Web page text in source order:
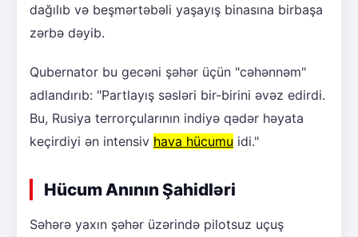
dağılıb və beşmərtəbəli yaşayış binasına birbaşa
zərbə dəyib.
Qubernator bu gecəni şəhər üçün "cəhənnəm"
adlandırıb: "Partlayış səsləri bir-birini əvəz edirdi.
Bu, Rusiya terrorçularının indiyə qədər həyata
keçirdiyi ən intensiv hava hücumu idi."
Hücum Anının Şahidləri
Səhərə yaxın şəhər üzərində pilotsuz uçuş